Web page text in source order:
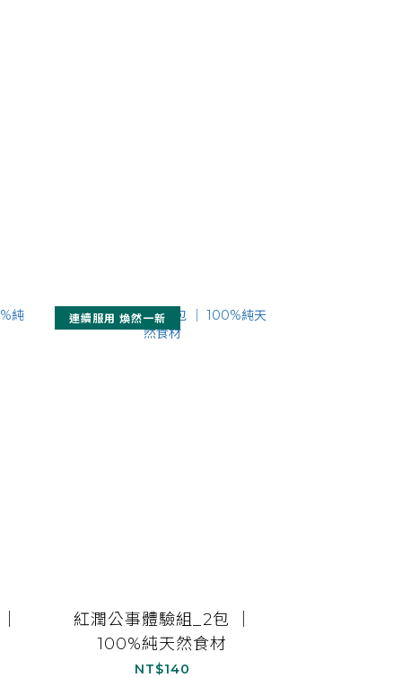
連續服用 煥然一新
紅潤公事體驗組_2包 ｜
100%純天然食材
NT$140